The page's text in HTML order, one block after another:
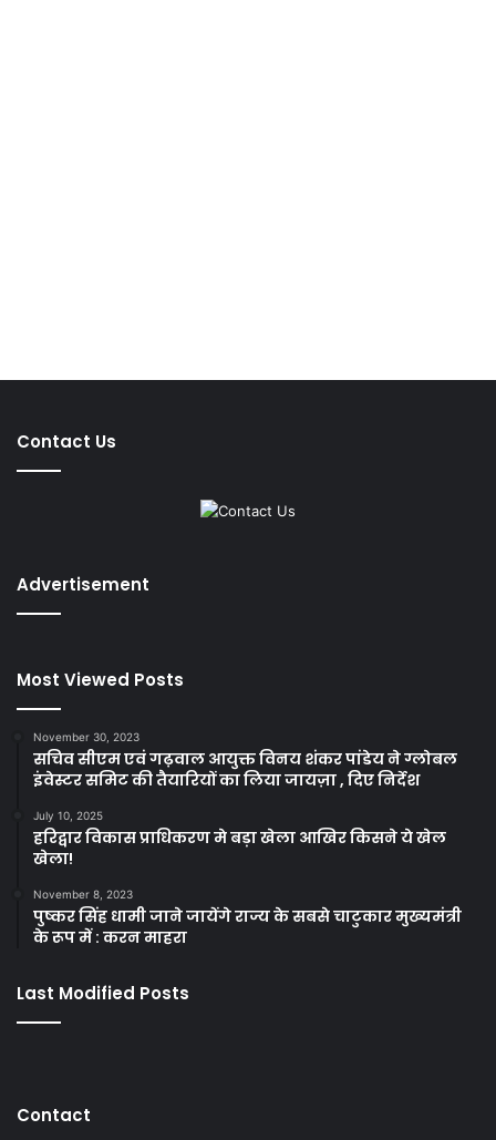
Contact Us
Advertisement
Most Viewed Posts
November 30, 2023
सचिव सीएम एवं गढ़वाल आयुक्त विनय शंकर पांडेय ने ग्लोबल
इंवेस्टर समिट की तैयारियों का लिया जायज़ा , दिए निर्देश
July 10, 2025
हरिद्वार विकास प्राधिकरण मे बड़ा खेला आखिर किसने ये खेल
खेला!
November 8, 2023
पुष्कर सिंह धामी जाने जायेंगे राज्य के सबसे चाटुकार मुख्यमंत्री
के रूप में : करन माहरा
Last Modified Posts
Contact